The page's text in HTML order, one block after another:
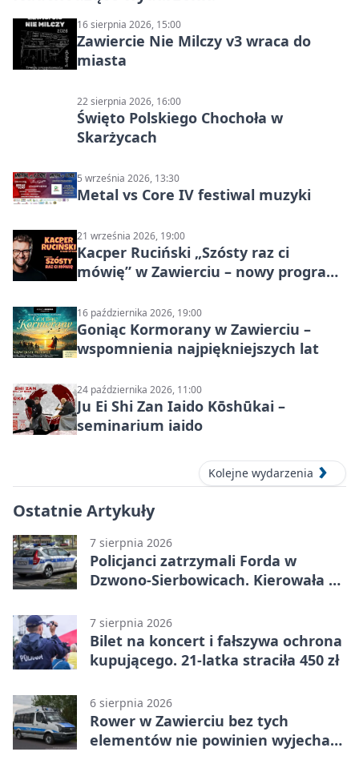
16 sierpnia 2026, 15:00
Zawiercie Nie Milczy v3 wraca do
miasta
22 sierpnia 2026, 16:00
Święto Polskiego Chochoła w
Skarżycach
5 września 2026, 13:30
Metal vs Core IV festiwal muzyki
21 września 2026, 19:00
Kacper Ruciński „Szósty raz ci
mówię” w Zawierciu – nowy program
16 października 2026, 19:00
Goniąc Kormorany w Zawierciu –
wspomnienia najpiękniejszych lat
24 października 2026, 11:00
Ju Ei Shi Zan Iaido Kōshūkai –
seminarium iaido
Kolejne wydarzenia
Ostatnie Artykuły
7 sierpnia 2026
Policjanci zatrzymali Forda w
Dzwono-Sierbowicach. Kierowała po
7 sierpnia 2026
Bilet na koncert i fałszywa ochrona
kupującego. 21-latka straciła 450 zł
6 sierpnia 2026
Rower w Zawierciu bez tych
elementów nie powinien wyjechać